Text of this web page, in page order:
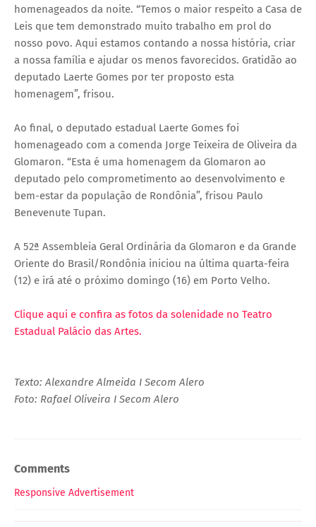
homenageados da noite. “Temos o maior respeito a Casa de
Leis que tem demonstrado muito trabalho em prol do
nosso povo. Aqui estamos contando a nossa história, criar
a nossa família e ajudar os menos favorecidos. Gratidão ao
deputado Laerte Gomes por ter proposto esta
homenagem”, frisou.
Ao final, o deputado estadual Laerte Gomes foi
homenageado com a comenda Jorge Teixeira de Oliveira da
Glomaron. “Esta é uma homenagem da Glomaron ao
deputado pelo comprometimento ao desenvolvimento e
bem-estar da população de Rondônia”, frisou Paulo
Benevenute Tupan.
A 52ª Assembleia Geral Ordinária da Glomaron e da Grande
Oriente do Brasil/Rondônia iniciou na última quarta-feira
(12) e irá até o próximo domingo (16) em Porto Velho.
Clique aqui e confira as fotos da solenidade no Teatro
Estadual Palácio das Artes.
Texto: Alexandre Almeida I Secom Alero
Foto: Rafael Oliveira I Secom Alero
Comments
Responsive Advertisement